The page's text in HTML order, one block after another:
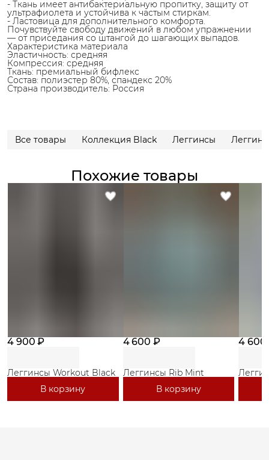
- Ткань имеет антибактериальную пропитку, защиту от
ультрафиолета и устойчива к частым стиркам.
- Ластовица для дополнительного комфорта.
Почувствуйте свободу движений в любом упражнении
— от приседания со штангой до шагающих выпадов.
Характеристика материала
Эластичность: средняя
Компрессия: средняя
Ткань: премиальный бифлекс
Состав: полиэстер 80%, спандекс 20%
Страна производитель: Россия
Все товары Коллекция Black Леггинсы
Похожие товары
4 900 ₽
Леггинсы Workout Black
В корзину
4 600 ₽
Леггинсы Rib Mint
В корзину
4 600